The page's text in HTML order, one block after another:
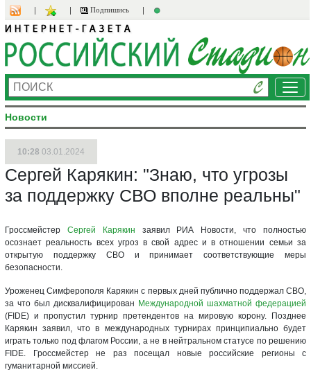
Подпишись
Новости
10:28 03.01.2024
Сергей Карякин: "Знаю, что угрозы
за поддержку СВО вполне реальны"
Гроссмейстер Сергей Карякин заявил РИА Новости, что полностью
осознает реальность всех угроз в свой адрес и в отношении семьи за
открытую поддержку СВО и принимает соответствующие меры
безопасности.
Уроженец Симферополя Карякин с первых дней публично поддержал СВО,
за что был дисквалифицирован Международной шахматной федерацией
(FIDE) и пропустил турнир претендентов на мировую корону. Позднее
Карякин заявил, что в международных турнирах принципиально будет
играть только под флагом России, а не в нейтральном статусе по решению
FIDE. Гроссмейстер не раз посещал новые российские регионы с
гуманитарной миссией.